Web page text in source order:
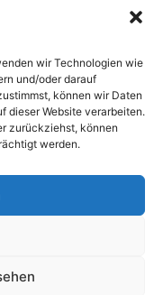
wir Technologien wie
und/oder darauf
können wir Daten
dieser Website verarbeiten.
zurückziehst, können
werden.